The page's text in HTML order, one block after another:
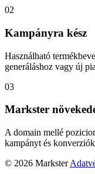
02
Kampányra kész
Használható
generáláshoz vagy új
03
Markster
A domain mellé
kampányt és
© 2026 Markster